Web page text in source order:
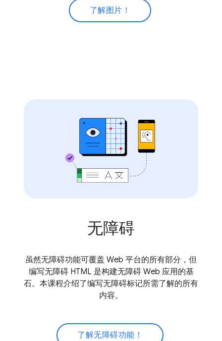
了解图片！
无障碍
虽然无障碍功能可覆盖 Web 平台的所有部分，但
编写无障碍 HTML 是构建无障碍 Web 应用的基
石。本课程介绍了编写无障碍标记所需了解的所有
内容。
了解无障碍功能！